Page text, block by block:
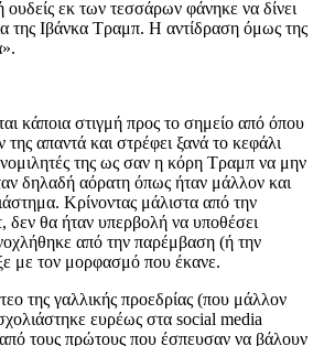
ουδείς εκ των τεσσάρων φάνηκε να δίνει
της Ιβάνκα Τραμπ. Η αντίδραση όμως της
κάποια στιγμή προς το σημείο από όπου
απαντά και στρέφει ξανά το κεφάλι
της ως σαν η κόρη Τραμπ να μην
δηλαδή αόρατη όπως ήταν μάλλον και
Κρίνοντας μάλιστα από την
δεν θα ήταν υπερβολή να υποθέσει
από την παρέμβαση (ή την
με τον μορφασμό που έκανε.
της γαλλικής προεδρίας (που μάλλον
ευρέως στα social media
τους πρώτους που έσπευσαν να βάλουν